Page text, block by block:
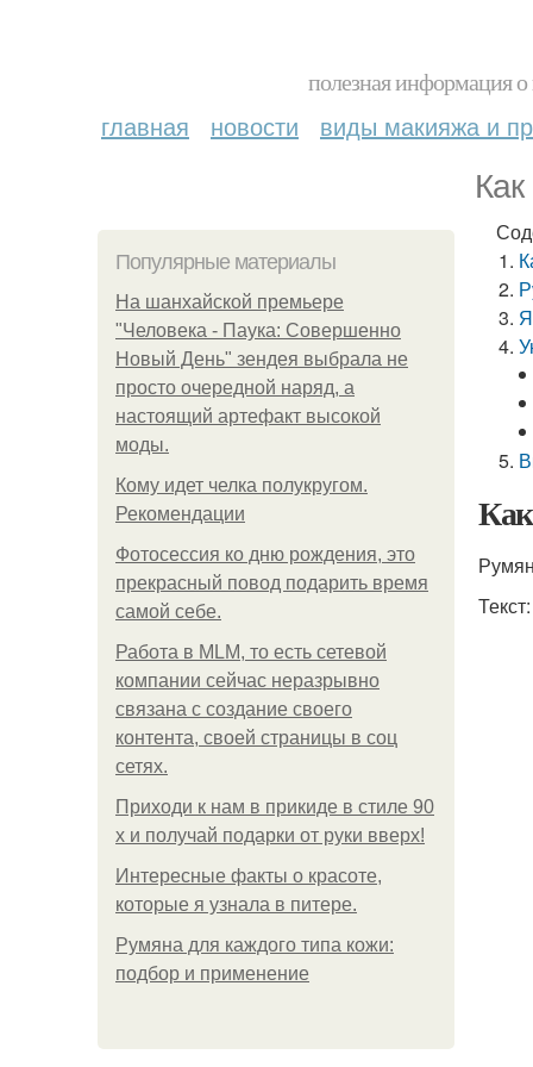
полезная информация
главная новости виды макияжа и
Популярные материалы
На шанхайской премьере
"Человека - Паука: Совершенно
Новый День" зендея выбрала не
просто очередной наряд, а
настоящий артефакт высокой
моды.
Кому идет челка полукругом.
Рекомендации
Фотосессия ко дню рождения, это
прекрасный повод подарить время
самой себе.
Работа в MLM, то есть сетевой
компании сейчас неразрывно
связана с создание своего
контента, своей страницы в соц
сетях.
Приходи к нам в прикиде в стиле 90
х и получай подарки от руки вверх!
Интересные факты о красоте,
которые я узнала в питере.
Румяна для каждого типа кожи:
подбор и применение